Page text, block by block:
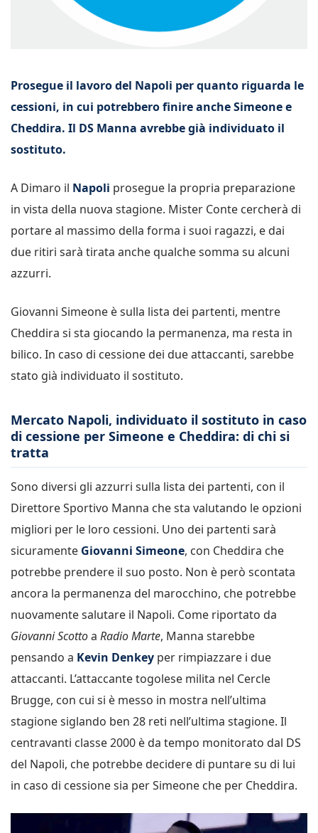
Prosegue il lavoro del Napoli per quanto riguarda le
cessioni, in cui potrebbero finire anche Simeone e
Cheddira. Il DS Manna avrebbe già individuato il
sostituto.
A Dimaro il Napoli prosegue la propria preparazione
in vista della nuova stagione. Mister Conte cercherà di
portare al massimo della forma i suoi ragazzi, e dai
due ritiri sarà tirata anche qualche somma su alcuni
azzurri.
Giovanni Simeone è sulla lista dei partenti, mentre
Cheddira si sta giocando la permanenza, ma resta in
bilico. In caso di cessione dei due attaccanti, sarebbe
stato già individuato il sostituto.
Mercato Napoli, individuato il sostituto in caso
di cessione per Simeone e Cheddira: di chi si
tratta
Sono diversi gli azzurri sulla lista dei partenti, con il
Direttore Sportivo Manna che sta valutando le opzioni
migliori per le loro cessioni. Uno dei partenti sarà
sicuramente Giovanni Simeone, con Cheddira che
potrebbe prendere il suo posto. Non è però scontata
ancora la permanenza del marocchino, che potrebbe
nuovamente salutare il Napoli. Come riportato da
Giovanni Scottoa Radio Marte, Manna starebbe
pensando a Kevin Denkey per rimpiazzare i due
attaccanti. L’attaccante togolese milita nel Cercle
Brugge, con cui si è messo in mostra nell’ultima
stagione siglando ben 28 reti nell’ultima stagione. Il
centravanti classe 2000 è da tempo monitorato dal DS
del Napoli, che potrebbe decidere di puntare su di lui
in caso di cessione sia per Simeone che per Cheddira.